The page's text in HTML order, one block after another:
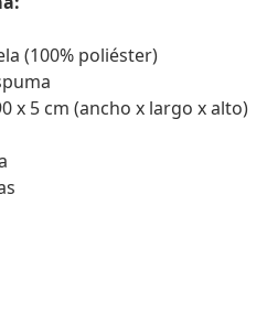
(100% poliéster)
x 5 cm (ancho x largo x alto)